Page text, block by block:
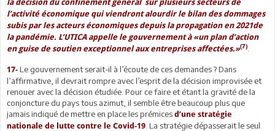
la décision du confinement général sur plusieurs secteurs de
l’activité économique qui viendront alourdir le bilan des dommages
subis par les acteurs économiques depuis la propagation en 2021de
la pandémie. L’UTICA appelle le gouvernement à «un plan d’action
en guise de soutien exceptionnel aux entreprises affectées.»(7)
17- Le gouvernement serait-il à l’écoute de ces demandes ? Dans
l’affirmative, il devrait rompre avec l’esprit de la décision improvisée et
renouer avec la décision étudiée. Pour ce faire et étant la gravité de la
conjoncture du pays tous azimut, il semble être beaucoup plus que
jamais indiqué de mettre en place les prémices d’une stratégie
nationale de lutte contre le Covid-19 . La stratégie dépasserait le seul